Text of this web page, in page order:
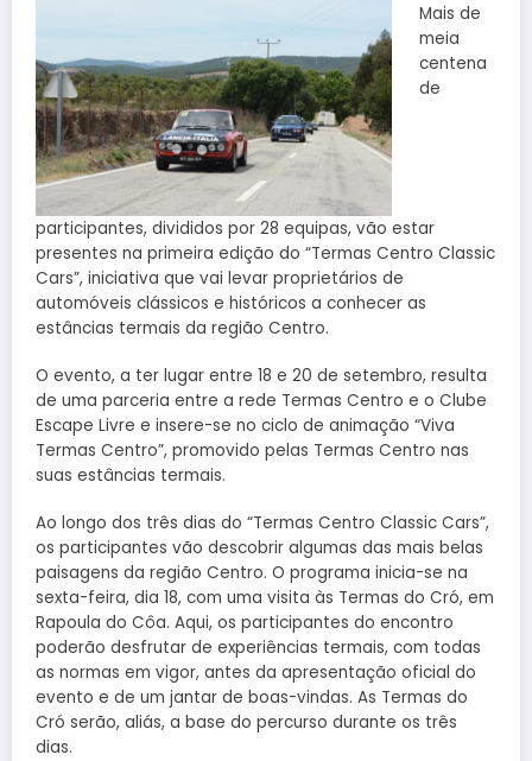
Mais de
meia
centena
de
participantes, divididos por 28 equipas, vão estar
presentes na primeira edição do “Termas Centro Classic
Cars”, iniciativa que vai levar proprietários de
automóveis clássicos e históricos a conhecer as
estâncias termais da região Centro.
O evento, a ter lugar entre 18 e 20 de setembro, resulta
de uma parceria entre a rede Termas Centro e o Clube
Escape Livre e insere-se no ciclo de animação “Viva
Termas Centro”, promovido pelas Termas Centro nas
suas estâncias termais.
Ao longo dos três dias do “Termas Centro Classic Cars”,
os participantes vão descobrir algumas das mais belas
paisagens da região Centro. O programa inicia-se na
sexta-feira, dia 18, com uma visita às Termas do Cró, em
Rapoula do Côa. Aqui, os participantes do encontro
poderão desfrutar de experiências termais, com todas
as normas em vigor, antes da apresentação oficial do
evento e de um jantar de boas-vindas. As Termas do
Cró serão, aliás, a base do percurso durante os três
dias.